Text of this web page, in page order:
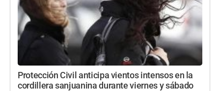
Protección Civil anticipa vientos intensos en la
cordillera sanjuanina durante viernes y sábado